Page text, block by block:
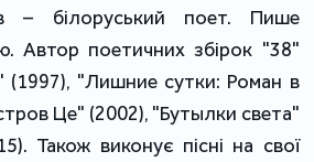
– білоруський поет. Пише
Автор поетичних збірок "38"
(1997), "Лишние сутки: Роман в
Це" (2002), "Бутылки света"
Також виконує пісні на свої